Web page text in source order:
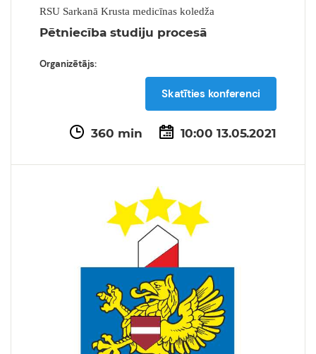
RSU Sarkanā Krusta medicīnas koledža
Pētniecība studiju procesā
Organizētājs:
Skatīties konferenci
360 min 10:00 13.05.2021